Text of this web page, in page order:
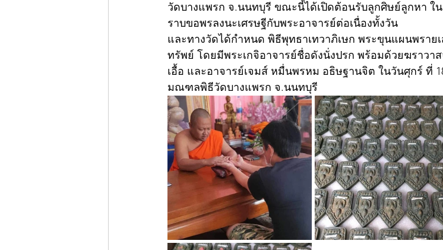
วัดบางแพรก จ.นนทบุรี ขณะนี้ได้เปิดต้อนรับลูกศิษย์ลูกหา ใ
ราบขอพรลงนะเศรษฐีกับพระอาจารย์ต่อเนื่องทั้งวัน
และทางวัดได้กำหนด พิธีพุทธาเทวาภิเษก พระขุนแผนพราย
ทรัพย์ โดยมีพระเกจิอาจารย์ชื่อดังนั่งปรก พร้อมด้วยฆราวา
เอื้อ และอาจารย์เจมส์ หมื่นพรหม อธิษฐานจิต ในวันศุกร์ ที่
มณฑลพิธีวัดบางแพรก จ.นนทบุรี